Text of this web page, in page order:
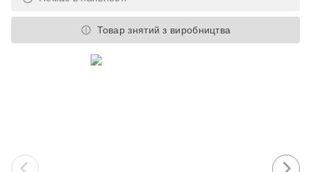
Товар знятий з виробництва